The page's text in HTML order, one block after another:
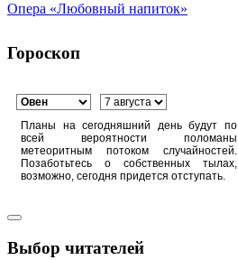
Опера «Любовный напиток»
Гороскоп
Планы на сегодняшний день будут по
всей вероятности поломаны
метеоритным потоком случайностей.
Позаботьтесь о собственных тылах,
возможно, сегодня придется отступать.
Выбор читателей